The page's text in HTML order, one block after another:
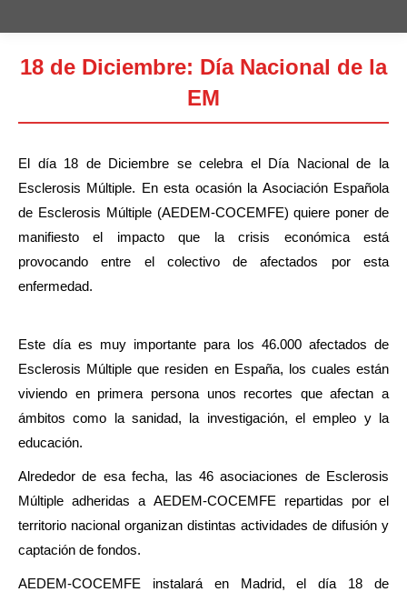
18 de Diciembre: Día Nacional de la
EM
Estás aquí:
El día 18 de Diciembre se celebra el Día Nacional de la
Esclerosis Múltiple. En esta ocasión la Asociación Española
de Esclerosis Múltiple (AEDEM-COCEMFE) quiere poner de
manifiesto el impacto que la crisis económica está
provocando entre el colectivo de afectados por esta
enfermedad.
Este día es muy importante para los 46.000 afectados de
Esclerosis Múltiple que residen en España, los cuales están
viviendo en primera persona unos recortes que afectan a
ámbitos como la sanidad, la investigación, el empleo y la
educación.
Alrededor de esa fecha, las 46 asociaciones de Esclerosis
Múltiple adheridas a AEDEM-COCEMFE repartidas por el
territorio nacional organizan distintas actividades de difusión y
captación de fondos.
AEDEM-COCEMFE instalará en Madrid, el día 18 de